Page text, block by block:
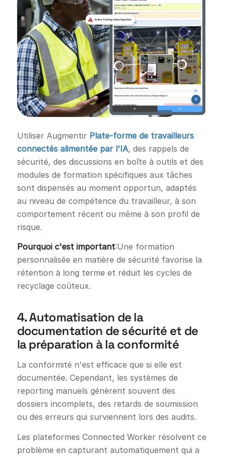
Utiliser Augmentir Plate-forme de travailleurs
connectés alimentée par l'IA, des rappels de
sécurité, des discussions en boîte à outils et des
modules de formation spécifiques aux tâches
sont dispensés au moment opportun, adaptés
au niveau de compétence du travailleur, à son
comportement récent ou même à son profil de
risque.
Pourquoi c'est important:Une formation
personnalisée en matière de sécurité favorise la
rétention à long terme et réduit les cycles de
recyclage coûteux.
4. Automatisation de la
documentation de sécurité et de
la préparation à la conformité
La conformité n'est efficace que si elle est
documentée. Cependant, les systèmes de
reporting manuels génèrent souvent des
dossiers incomplets, des retards de soumission
ou des erreurs qui surviennent lors des audits.
Les plateformes Connected Worker résolvent ce
problème en capturant automatiquement qui a